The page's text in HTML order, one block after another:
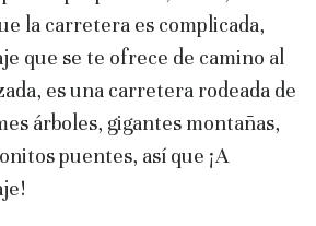
la carretera es complicada,
que se te ofrece de camino al
es una carretera rodeada de
árboles, gigantes montañas,
puentes, así que ¡A